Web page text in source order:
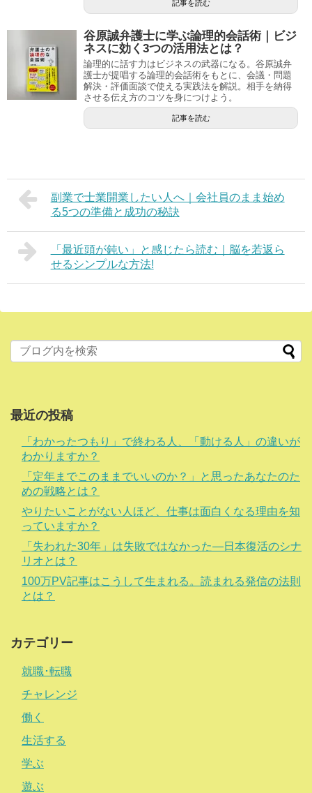
記事を読む
谷原誠弁護士に学ぶ論理的会話術｜ビジ
ネスに効く3つの活用法とは？
論理的に話す力はビジネスの武器になる。谷原誠弁
護士が提唱する論理的会話術をもとに、会議・問題
解決・評価面談で使える実践法を解説。相手を納得
させる伝え方のコツを身につけよう。
記事を読む
副業で士業開業したい人へ｜会社員のまま始め
る5つの準備と成功の秘訣
「最近頭が鈍い」と感じたら読む｜脳を若返ら
せるシンプルな方法!
最近の投稿
「わかったつもり」で終わる人、「動ける人」の違いが
わかりますか？
「定年までこのままでいいのか？」と思ったあなたのた
めの戦略とは？
やりたいことがない人ほど、仕事は面白くなる理由を知
っていますか？
「失われた30年」は失敗ではなかった―日本復活のシナ
リオとは？
100万PV記事はこうして生まれる。読まれる発信の法則
とは？
カテゴリー
就職･転職
チャレンジ
働く
生活する
学ぶ
遊ぶ